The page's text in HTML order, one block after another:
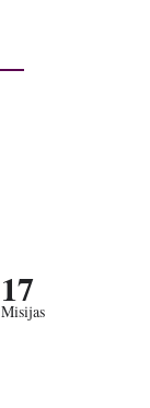
17
Misijas